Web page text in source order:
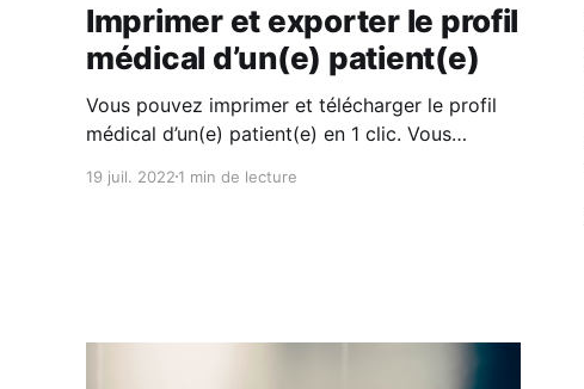
Imprimer et exporter le profil
médical d’un(e) patient(e)
Vous pouvez imprimer et télécharger le profil
médical d’un(e) patient(e) en 1 clic. Vous
des données en choisissant les rubriques que
19 juil. 2022 1 min de lecture